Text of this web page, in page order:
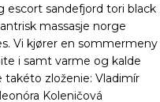
escort sandefjord tori black
massasje norge
Vi kjører en sommermeny
i samt varme og kalde
takéto zloženie: Vladimír
Koleničová